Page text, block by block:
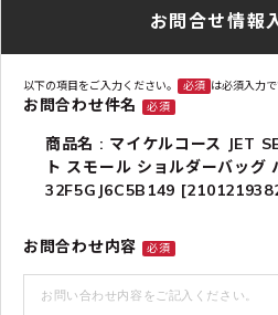
お問合せ情報
以下の項目をご入力ください。 必須 は必須入力で
お問合わせ件名 必須
商品名 : マイケルコース JET
ト スモール ショルダーバッグ
32F5GJ6C5B149
お問合わせ内容 必須